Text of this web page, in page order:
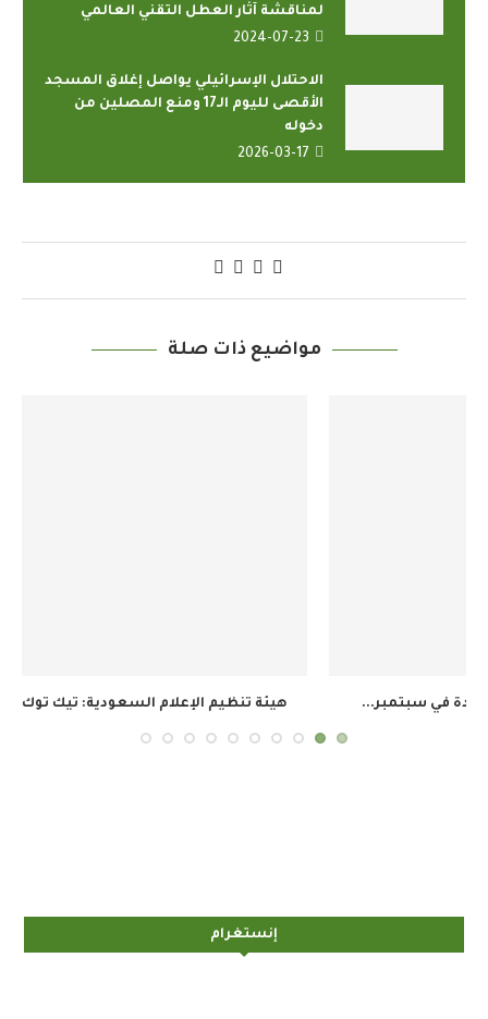
لمناقشة آثار العطل التقني العالمي
2024-07-23
الاحتلال الإسرائيلي يواصل إغلاق المسجد
الأقصى لليوم الـ17 ومنع المصلين من
دخوله
2026-03-17
مواضيع ذات صلة
هيئة تنظيم الإعلام السعودية: تيك توك يتصدر الوصول...
إنستغرام